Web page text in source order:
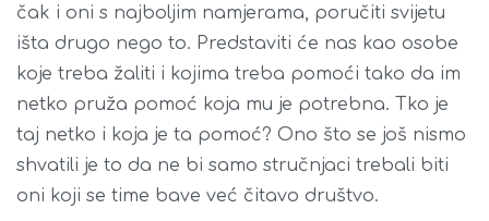
čak i oni s najboljim namjerama, poručiti svijetu
išta drugo nego to. Predstaviti će nas kao osobe
koje treba žaliti i kojima treba pomoći tako da im
netko pruža pomoć koja mu je potrebna. Tko je
taj netko i koja je ta pomoć? Ono što se još nismo
shvatili je to da ne bi samo stručnjaci trebali biti
oni koji se time bave već čitavo društvo.